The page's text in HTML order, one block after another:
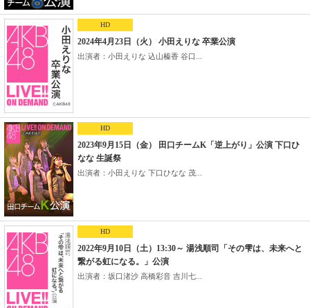
HD
2024年4月23日（火） 小田えりな 卒業公演
出演者：小田えりな 込山榛香 谷口...
HD
2023年9月15日（金） 田口チームK「逆上がり」公演 下口ひ
なな 生誕祭
出演者：小田えりな 下口ひなな 茂...
HD
2022年9月10日（土）13:30～ 湯浅順司「その雫は、未来へと
繋がる虹になる。」公演
出演者：坂口渚沙 高橋彩音 吉川七...